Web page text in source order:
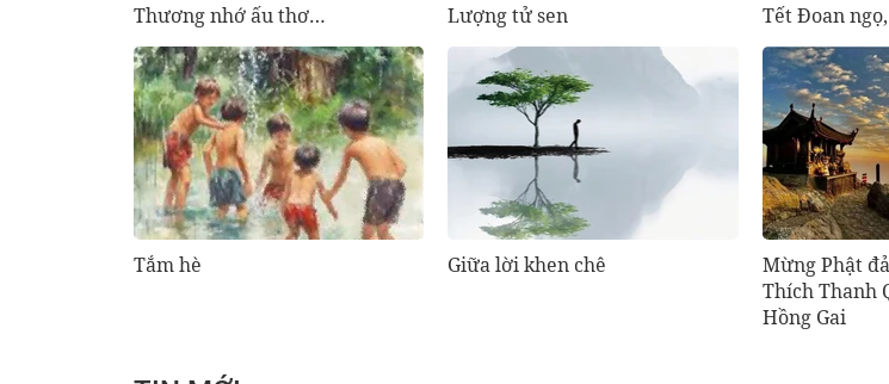
Thương nhớ ấu thơ… Lượng tử sen Tết Đoan
Tắm hè Giữa lời khen chê
Mừng Phật
Thích Thanh
Hồng Gai